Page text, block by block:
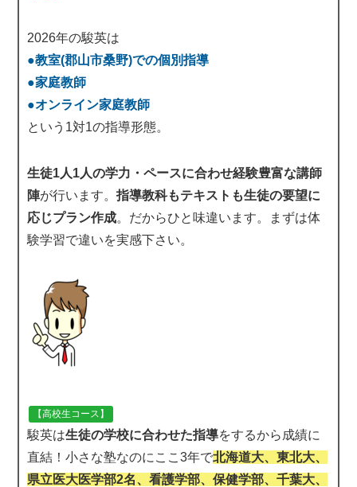
2026年の駿英は
●教室(郡山市桑野)での個別指導
●家庭教師
●オンライン家庭教師
という1対1の指導形態。
生徒1人1人の学力・ペースに合わせ経験豊富な講師
陣が行います。指導教科もテキストも生徒の要望に
応じプラン作成。だからひと味違います。まずは体
験学習で違いを実感下さい。
【高校生コース】
駿英は生徒の学校に合わせた指導をするから成績に
直結！小さな塾なのにここ3年で北海道大、東北大、
県立医大医学部2名、看護学部、保健学部、千葉大、